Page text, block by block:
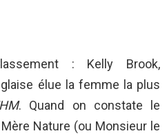
: Kelly Brook,
élue la femme la plus
. Quand on constate le
Nature (ou Monsieur le